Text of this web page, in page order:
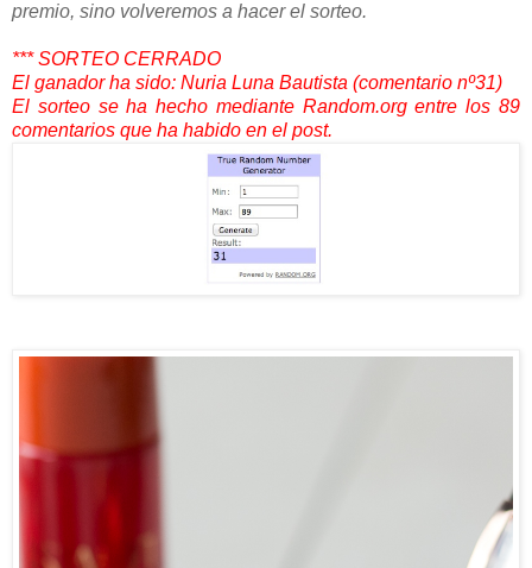
premio, sino volveremos a hacer el sorteo.
*** SORTEO CERRADO
El ganador ha sido: Nuria Luna Bautista (comentario nº31)
El sorteo se ha hecho mediante Random.org entre los 89
comentarios que ha habido en el post.